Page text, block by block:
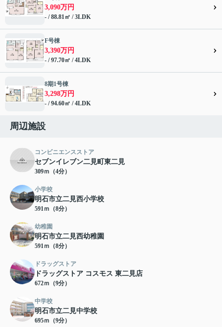
3,090万円
- / 88.81㎡ / 3LDK
F号棟
3,390万円
- / 97.70㎡ / 4LDK
8期1号棟
3,298万円
- / 94.60㎡ / 4LDK
周辺施設
コンビニエンスストア
セブンイレブン二見町東二見
309ｍ（4分）
小学校
明石市立二見西小学校
591ｍ（8分）
幼稚園
明石市立二見西幼稚園
591ｍ（8分）
ドラッグストア
ドラッグストア コスモス 東二見店
672ｍ（9分）
中学校
明石市立二見中学校
695ｍ（9分）